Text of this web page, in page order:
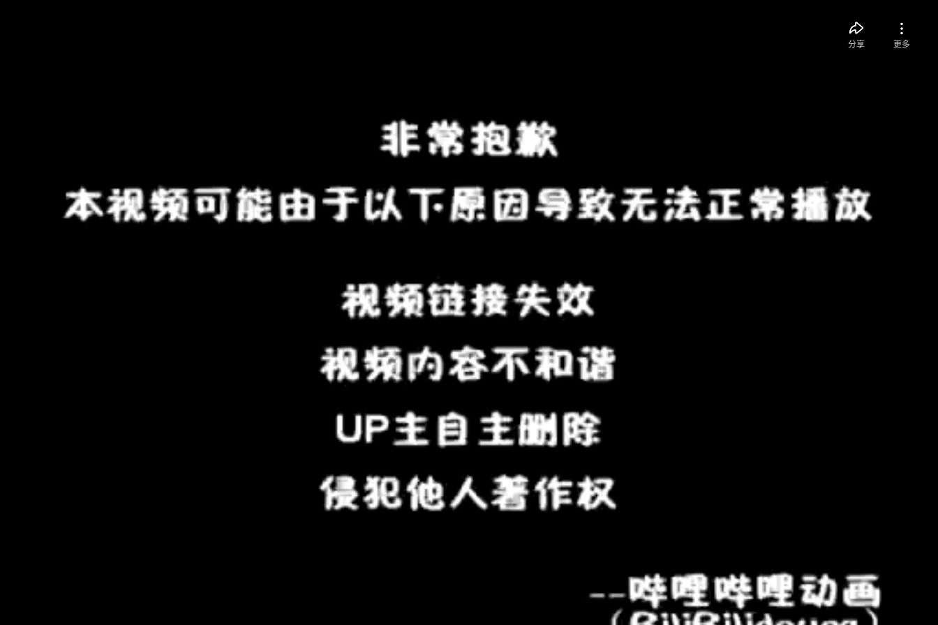
分享 更多